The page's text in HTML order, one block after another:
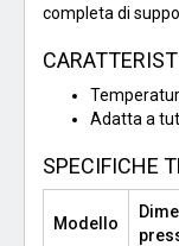
completa di
Adatta a
SPECIFICHE
Modello